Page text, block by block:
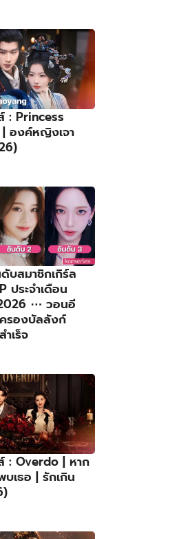
: Princess
องค์หญิงเจา
บสมาชิกเกิร์ล
ประจำเดือน
⋯ วอนอี
ครองบัลลังก์
เร็จ
: Overdo | หาก
เธอ | รักเกิน